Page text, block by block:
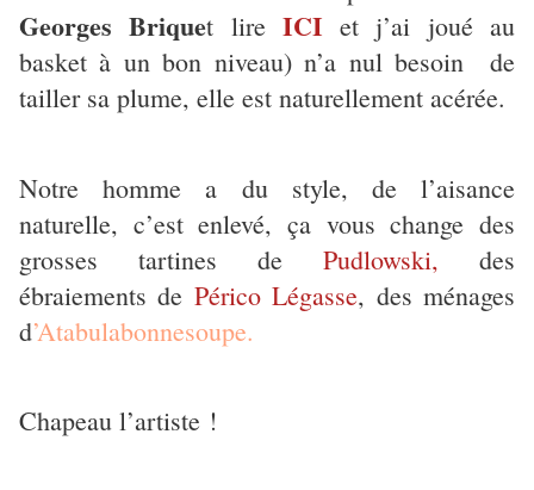
Georges Briquet lire ICIet j’ai joué au
basket à un bon niveau) n’a nul besoin de
tailler sa plume, elle est naturellement acérée.
Notre homme a du style, de l’aisance
naturelle, c’est enlevé, ça vous change des
grosses tartines de Pudlowski, des
ébraiements de Périco Légasse, des ménages
d’Atabulabonnesoupe.
Chapeau l’artiste !